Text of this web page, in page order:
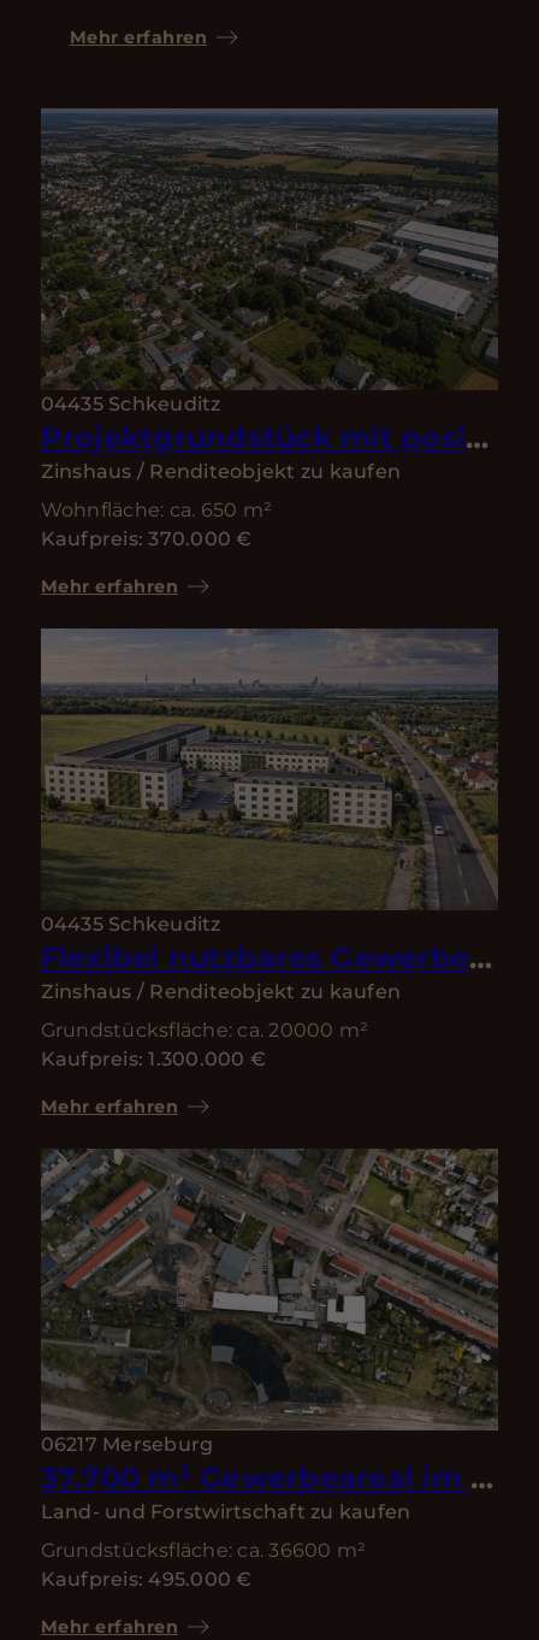
Mehr erfahren
04435 Schkeuditz
Projektgrundstück mit positiven Bauvorbescheid | Schkeuditz bei Leipzig
Zinshaus / Renditeobjekt zu kaufen
Wohnfläche: ca. 650 m²
Kaufpreis: 370.000 €
Mehr erfahren
04435 Schkeuditz
Flexibel nutzbares Gewerbegrundstück in Toplage – direkt am Flughafen Leipzig/Halle
Zinshaus / Renditeobjekt zu kaufen
Grundstücksfläche: ca. 20000 m²
Kaufpreis: 1.300.000 €
Mehr erfahren
06217 Merseburg
37.700 m² Gewerbeareal im Raum Halle–Leipzig – Hallen, Wohnen & Entwicklungspotenzial
Land- und Forstwirtschaft zu kaufen
Grundstücksfläche: ca. 36600 m²
Kaufpreis: 495.000 €
Mehr erfahren